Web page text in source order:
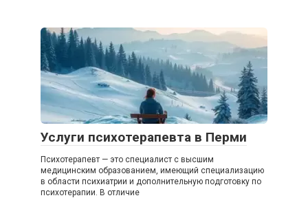
Услуги психотерапевта в Перми
Психотерапевт — это специалист с высшим
медицинским образованием, имеющий специализацию
в области психиатрии и дополнительную подготовку по
психотерапии. В отличие